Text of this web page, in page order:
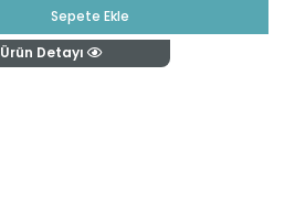
Sepete Ekle
Ürün Detayı